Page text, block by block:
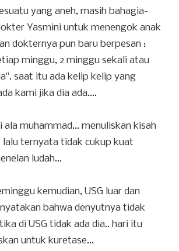
yang aneh, masih bahagia-
Yasmini untuk menengok anak
dokternya pun baru berpesan :
minggu, 2 minggu sekali atau
saat itu ada kelip kelip yang
kami jika dia ada....
muhammad... menuliskan kisah
lalu ternyata tidak cukup kuat
ludah...
kemudian, USG luar dan
bahwa denyutnya tidak
di USG tidak ada dia.. hari itu
untuk kuretase...